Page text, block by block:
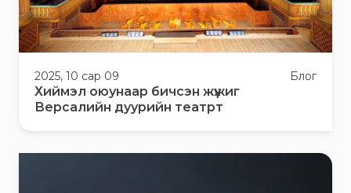
2025, 10 сар 09 Блог
Хиймэл оюунаар бичсэн жүжиг
Версалийн дуурийн театрт